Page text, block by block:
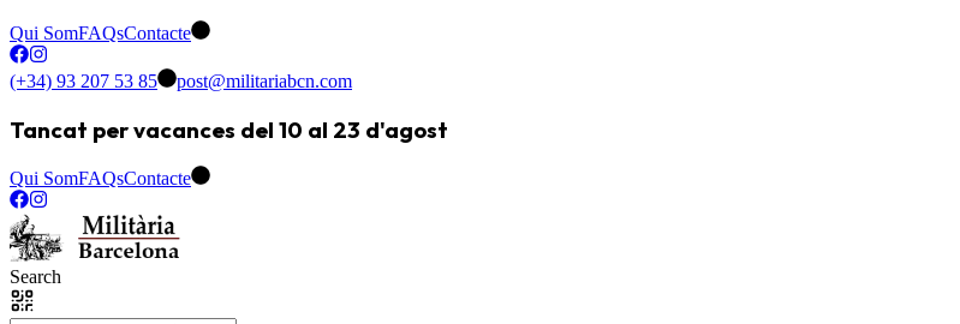
Qui SomFAQsContacte
(+34) 93 207 53 85 post@militariabcn.com
Tancat per vacances del 10 al 23 d'agost
Qui SomFAQsContacte
Search